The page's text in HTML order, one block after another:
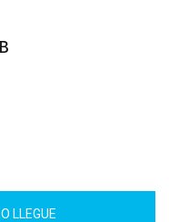
LLEGUE